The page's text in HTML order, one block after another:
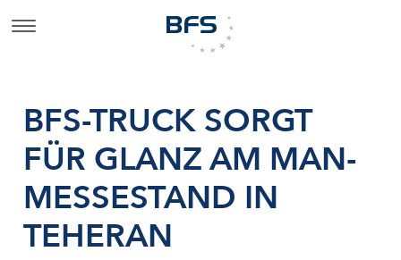
BFS-TRUCK SORGT
FÜR GLANZ AM MAN-
MESSESTAND IN
TEHERAN